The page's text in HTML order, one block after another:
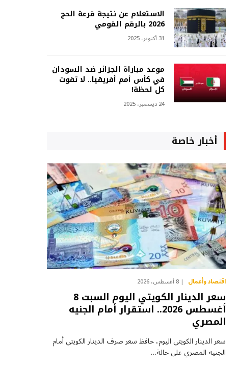
الاستعلام عن نتيجة قرعة الحج
2026 بالرقم القومي
31 أكتوبر، 2025
موعد مباراة الجزائر ضد السودان
في كأس أمم أفريقيا.. لا تفوت
كل لحظة!
24 ديسمبر، 2025
أخبار خاصة
اقتصاد وأعمال 8 أغسطس، 2026
سعر الدينار الكويتي اليوم السبت 8
أغسطس 2026.. استقرار أمام الجنيه
المصري
سعر الدينار الكويتي اليوم، حافظ سعر صرف الدينار الكويتي أمام
الجنيه المصري على حالة…